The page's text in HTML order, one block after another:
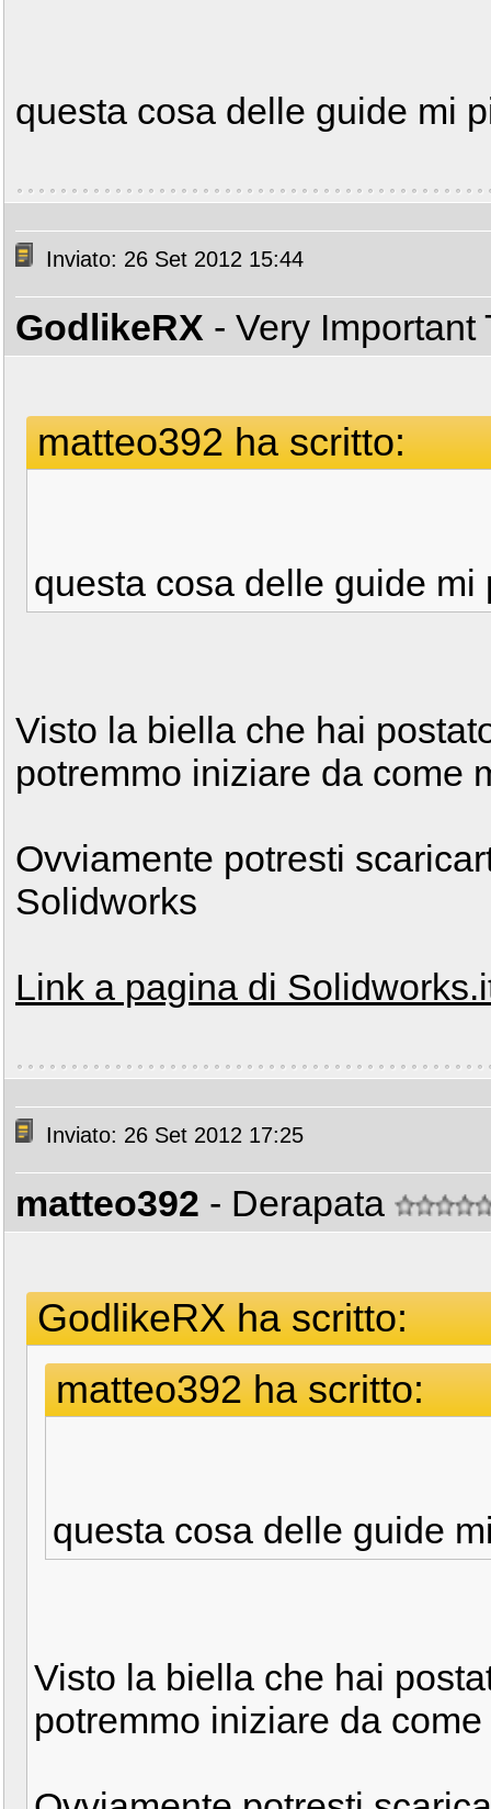
questa cosa delle guide mi
Inviato: 26 Set 2012 15:44
GodlikeRX - Very
matteo392 ha scritto:
questa cosa delle guide
Visto la biella che hai
potremmo iniziare da come
Ovviamente potresti
Solidworks
Link a pagina di
Inviato: 26 Set 2012 17:25
matteo392 - Derapata
GodlikeRX ha scritto:
matteo392 ha scritto:
questa cosa delle guide
Visto la biella che hai
potremmo iniziare da